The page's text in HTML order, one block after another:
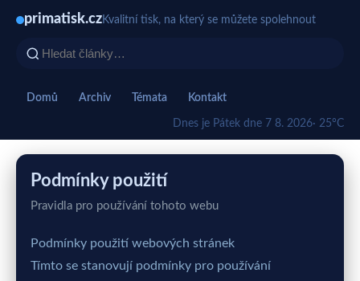
primatisk.czKvalitní tisk, na který se můžete spolehnout
Domů Archiv Témata Kontakt
Dnes je Pátek dne 7 8. 2026· 25°C
Podmínky použití
Pravidla pro používání tohoto webu
Podmínky použití webových stránek
Tímto se stanovují podmínky pro používání